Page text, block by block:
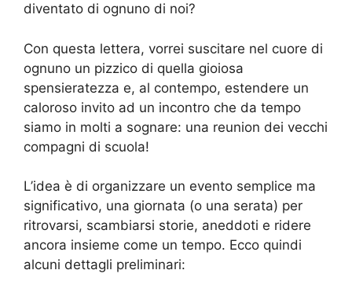
diventato di ognuno di noi?
Con questa lettera, vorrei suscitare nel cuore di
ognuno un pizzico di quella gioiosa
spensieratezza e, al contempo, estendere un
caloroso invito ad un incontro che da tempo
siamo in molti a sognare: una reunion dei vecchi
compagni di scuola!
L’idea è di organizzare un evento semplice ma
significativo, una giornata (o una serata) per
ritrovarsi, scambiarsi storie, aneddoti e ridere
ancora insieme come un tempo. Ecco quindi
alcuni dettagli preliminari: